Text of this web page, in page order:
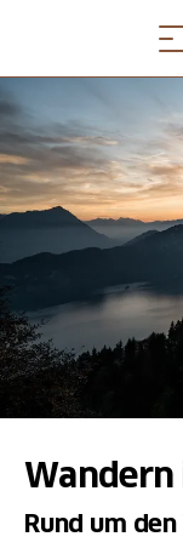
Wandern
Rund um